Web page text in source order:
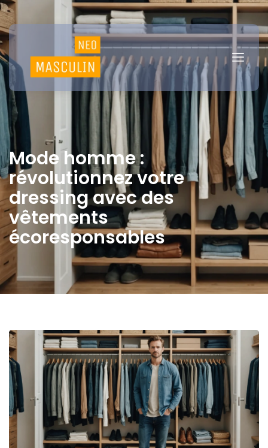
Mode homme :
révolutionnez votre
dressing avec des
vêtements
écoresponsables